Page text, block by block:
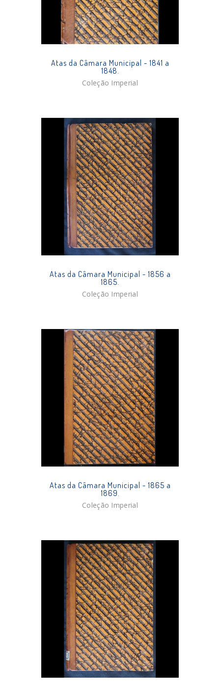
Atas da Câmara Municipal - 1841 a
1848.
Coleção Imperial
Atas da Câmara Municipal - 1856 a
1865.
Coleção Imperial
Atas da Câmara Municipal - 1865 a
1869.
Coleção Imperial